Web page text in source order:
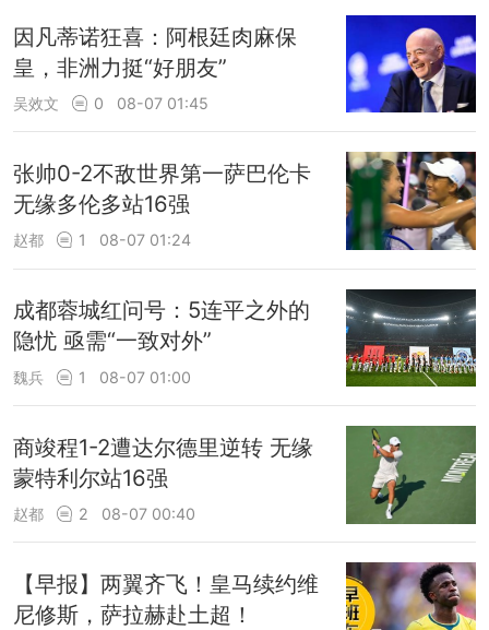
因凡蒂诺狂喜：阿根廷肉麻保
皇，非洲力挺“好朋友”
吴效文 0 08-07 01:45
张帅0-2不敌世界第一萨巴伦卡
无缘多伦多站16强
赵都 1 08-07 01:24
成都蓉城红问号：5连平之外的
隐忧 亟需“一致对外”
魏兵 1 08-07 01:00
商竣程1-2遭达尔德里逆转 无缘
蒙特利尔站16强
赵都 2 08-07 00:40
【早报】两翼齐飞！皇马续约维
尼修斯，萨拉赫赴土超！